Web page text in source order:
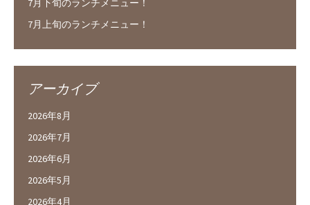
7月下旬のランチメニュー！
7月上旬のランチメニュー！
アーカイブ
2026年8月
2026年7月
2026年6月
2026年5月
2026年4月